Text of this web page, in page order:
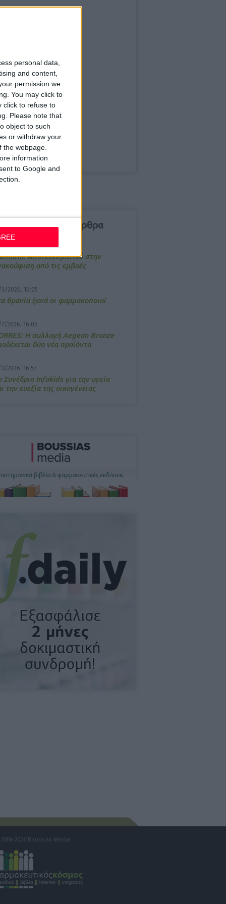
personal data,
and content,
permission we
You may click to
click to refuse to
Please note that
object to such
or withdraw your
webpage.
information
to Google and
δημοφιλέστερα άρθρα
2026, 17:25
Αποτελεσματικό στην
από τις εμβοές
3/2026, 16:05
θρανία ξανά οι φαρμακοποιοί
7/2026, 16:05
Η συλλογή Aegean Bronze
δύο νέα προϊόντα
3/2026, 16:57
Συνέδριο Infokids για την υγεία
την ευεξία της οικογένειας
2025 Boussias Media